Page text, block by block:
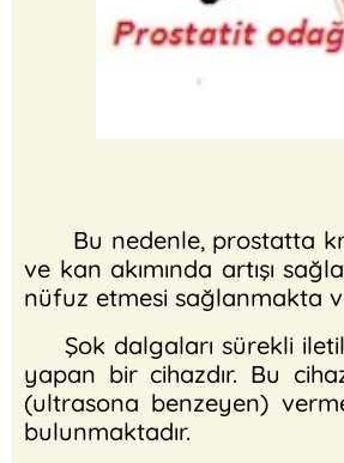
Bu nedenle, prostatta
ve kan akımında artışı
nüfuz etmesi sağlanmakta
Şok dalgaları sürekli
yapan bir cihazdır. Bu
(ultrasona benzeyen)
bulunmaktadır.